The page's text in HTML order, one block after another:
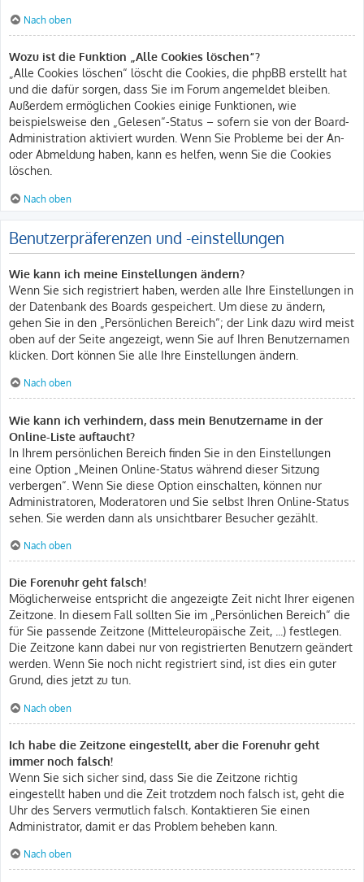
Nach oben
Wozu ist die Funktion „Alle Cookies löschen“?
„Alle Cookies löschen“ löscht die Cookies, die phpBB erstellt hat
und die dafür sorgen, dass Sie im Forum angemeldet bleiben.
Außerdem ermöglichen Cookies einige Funktionen, wie
beispielsweise den „Gelesen“-Status – sofern sie von der Board-
Administration aktiviert wurden. Wenn Sie Probleme bei der An-
oder Abmeldung haben, kann es helfen, wenn Sie die Cookies
löschen.
Nach oben
Benutzerpräferenzen und -einstellungen
Wie kann ich meine Einstellungen ändern?
Wenn Sie sich registriert haben, werden alle Ihre Einstellungen in
der Datenbank des Boards gespeichert. Um diese zu ändern,
gehen Sie in den „Persönlichen Bereich“; der Link dazu wird meist
oben auf der Seite angezeigt, wenn Sie auf Ihren Benutzernamen
klicken. Dort können Sie alle Ihre Einstellungen ändern.
Nach oben
Wie kann ich verhindern, dass mein Benutzername in der
Online-Liste auftaucht?
In Ihrem persönlichen Bereich finden Sie in den Einstellungen
eine Option „Meinen Online-Status während dieser Sitzung
verbergen“. Wenn Sie diese Option einschalten, können nur
Administratoren, Moderatoren und Sie selbst Ihren Online-Status
sehen. Sie werden dann als unsichtbarer Besucher gezählt.
Nach oben
Die Forenuhr geht falsch!
Möglicherweise entspricht die angezeigte Zeit nicht Ihrer eigenen
Zeitzone. In diesem Fall sollten Sie im „Persönlichen Bereich“ die
für Sie passende Zeitzone (Mitteleuropäische Zeit, ...) festlegen.
Die Zeitzone kann dabei nur von registrierten Benutzern geändert
werden. Wenn Sie noch nicht registriert sind, ist dies ein guter
Grund, dies jetzt zu tun.
Nach oben
Ich habe die Zeitzone eingestellt, aber die Forenuhr geht
immer noch falsch!
Wenn Sie sich sicher sind, dass Sie die Zeitzone richtig
eingestellt haben und die Zeit trotzdem noch falsch ist, geht die
Uhr des Servers vermutlich falsch. Kontaktieren Sie einen
Administrator, damit er das Problem beheben kann.
Nach oben